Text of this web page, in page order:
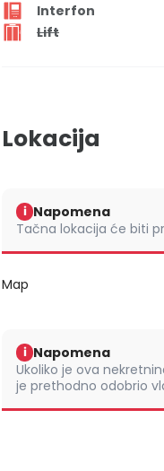
Interfon
Lift
Lokacija
i Napomena
Tačna lokacija će biti
Map
i Napomena
Ukoliko je ova
je prethodno odobrio